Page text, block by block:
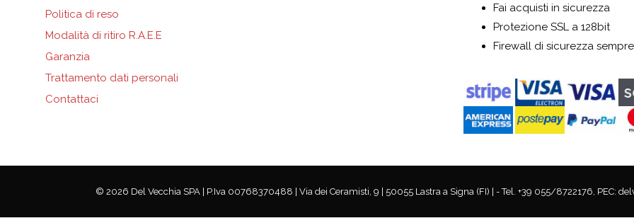
Politica di reso
Modalità di ritiro R.A.E.E
Garanzia
Trattamento dati personali
Contattaci
Fai acquisti in sicurezza
Protezione SSL a 128bit
Firewall di sicurezza
© 2026 Del Vecchia SPA | P.Iva 00768370488 | Via dei Ceramisti, 9 | 50055 Lastra a Signa (FI) | - Tel. +39 055/8722176, PEC: